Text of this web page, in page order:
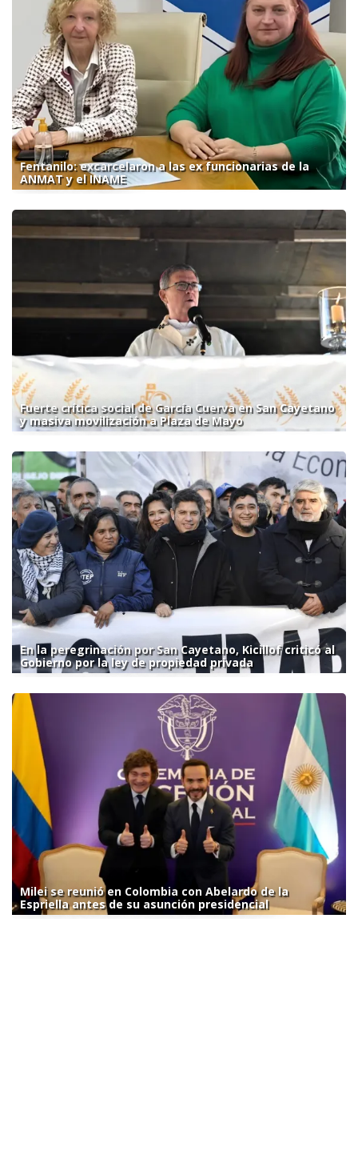
Fentanilo: excarcelaron a las ex funcionarias de la
ANMAT y el INAME
Fuerte crítica social de García Cuerva en San Cayetano
y masiva movilización a Plaza de Mayo
En la peregrinación por San Cayetano, Kicillof criticó al
Gobierno por la ley de propiedad privada
Milei se reunió en Colombia con Abelardo de la
Espriella antes de su asunción presidencial